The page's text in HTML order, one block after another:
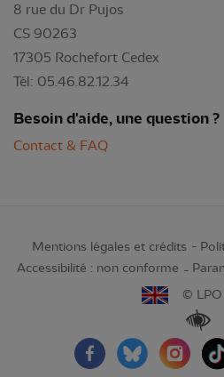
8 rue du Dr Pujos
CS 90263
17305 Rochefort Cedex
Tél: 05.46.82.12.34
Besoin d'aide, une question ?
Contact & FAQ
Mentions légales et crédits
Accessibilité : non conforme
©